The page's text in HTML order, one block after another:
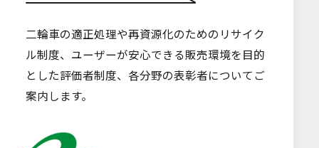
二輪車の適正処理や再資源化のためのリサイク
ル制度、ユーザーが安心できる販売環境を目的
とした評価者制度、各分野の表彰者についてご
案内します。